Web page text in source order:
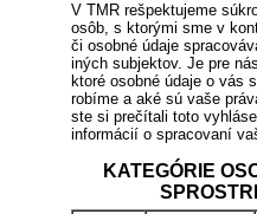
V TMR rešpektujeme
osôb, s ktorými sme v
či osobné údaje
iných subjektov. Je pre
ktoré osobné údaje o vás
robíme a aké sú vaše
ste si prečítali toto
informácií o spracovaní
KATEGÓRIE